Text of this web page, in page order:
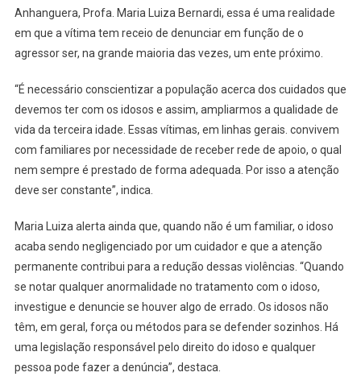
Anhanguera, Profa. Maria Luiza Bernardi, essa é uma realidade
em que a vítima tem receio de denunciar em função de o
agressor ser, na grande maioria das vezes, um ente próximo.
“É necessário conscientizar a população acerca dos cuidados que
devemos ter com os idosos e assim, ampliarmos a qualidade de
vida da terceira idade. Essas vítimas, em linhas gerais. convivem
com familiares por necessidade de receber rede de apoio, o qual
nem sempre é prestado de forma adequada. Por isso a atenção
deve ser constante”, indica.
Maria Luiza alerta ainda que, quando não é um familiar, o idoso
acaba sendo negligenciado por um cuidador e que a atenção
permanente contribui para a redução dessas violências. “Quando
se notar qualquer anormalidade no tratamento com o idoso,
investigue e denuncie se houver algo de errado. Os idosos não
têm, em geral, força ou métodos para se defender sozinhos. Há
uma legislação responsável pelo direito do idoso e qualquer
pessoa pode fazer a denúncia”, destaca.